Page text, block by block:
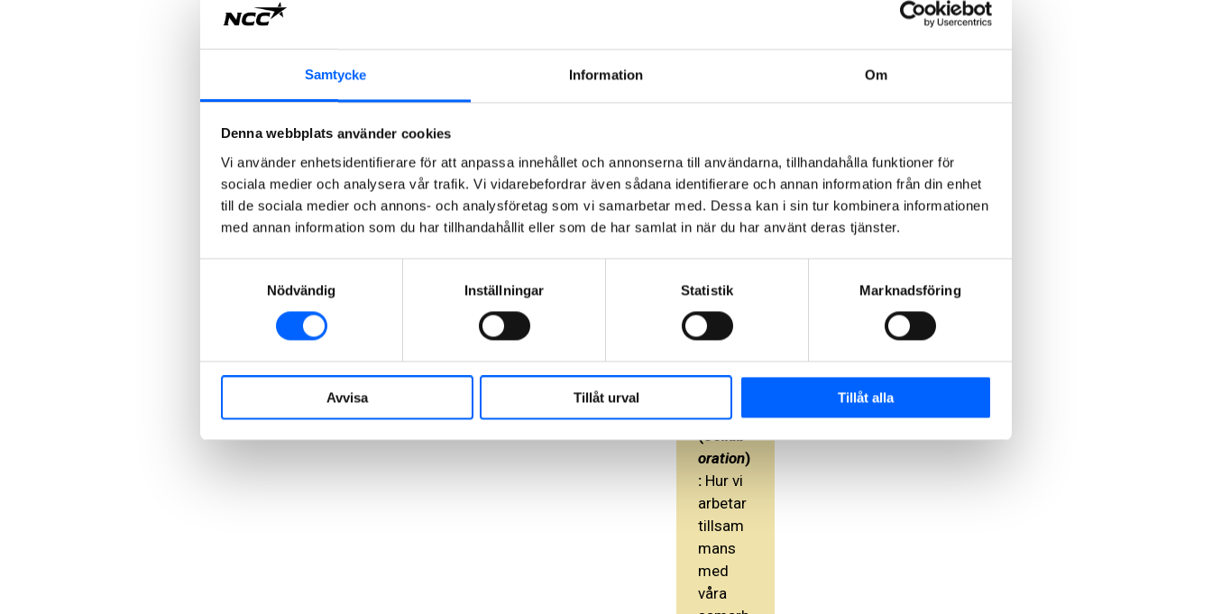
Samtycke Information Om
Denna webbplats använder cookies
Vi använder enhetsidentifierare för att anpassa innehållet och annonserna till användarna, tillhandahålla funktioner för
sociala medier och analysera vår trafik. Vi vidarebefordrar även sådana identifierare och annan information från din enhet
till de sociala medier och annons- och analysföretag som vi samarbetar med. Dessa kan i sin tur kombinera informationen
med annan information som du har tillhandahållit eller som de har samlat in när du har använt deras tjänster.
Nödvändig
Inställningar Statistik Marknadsföring
Avvisa Tillåt urval Tillåt alla
filmen
Vad
är
VD
C?
bete
(Collab
oration)
: Hur vi
arbetar
tillsam
mans
med
våra